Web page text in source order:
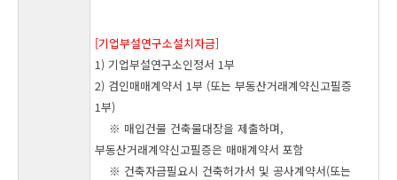
[기업부설연구소설치자금]
1) 기업부설연구소인정서 1부
2) 검인매매계약서 1부 (또는 부동산거래계약신고필증
1부)
※ 매입건물 건축물대장을 제출하며,
부동산거래계약신고필증은 매매계약서 포함
※ 건축자금필요시 건축허가서 및 공사계약서(또는